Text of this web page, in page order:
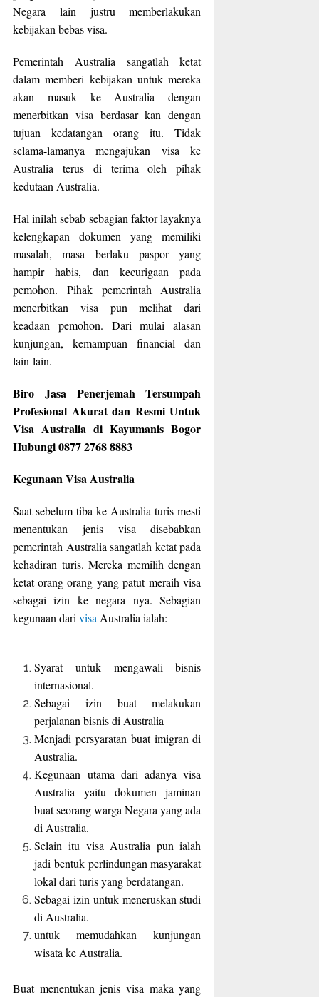
Negara lain justru memberlakukan
kebijakan bebas visa.
Pemerintah Australia sangatlah ketat
dalam memberi kebijakan untuk mereka
akan masuk ke Australia dengan
menerbitkan visa berdasar kan dengan
tujuan kedatangan orang itu. Tidak
selama-lamanya mengajukan visa ke
Australia terus di terima oleh pihak
kedutaan Australia.
Hal inilah sebab sebagian faktor layaknya
kelengkapan dokumen yang memiliki
masalah, masa berlaku paspor yang
hampir habis, dan kecurigaan pada
pemohon. Pihak pemerintah Australia
menerbitkan visa pun melihat dari
keadaan pemohon. Dari mulai alasan
kunjungan, kemampuan financial dan
lain-lain.
Biro Jasa Penerjemah Tersumpah
Profesional Akurat dan Resmi Untuk
Visa Australia di Kayumanis Bogor
Hubungi 0877 2768 8883
Kegunaan Visa Australia
Saat sebelum tiba ke Australia turis mesti
menentukan jenis visa disebabkan
pemerintah Australia sangatlah ketat pada
kehadiran turis. Mereka memilih dengan
ketat orang-orang yang patut meraih visa
sebagai izin ke negara nya. Sebagian
kegunaan dari visa Australia ialah:
Syarat untuk mengawali bisnis
internasional.
Sebagai izin buat melakukan
perjalanan bisnis di Australia
Menjadi persyaratan buat imigran di
Australia.
Kegunaan utama dari adanya visa
Australia yaitu dokumen jaminan
buat seorang warga Negara yang ada
di Australia.
Selain itu visa Australia pun ialah
jadi bentuk perlindungan masyarakat
lokal dari turis yang berdatangan.
Sebagai izin untuk meneruskan studi
di Australia.
untuk memudahkan kunjungan
wisata ke Australia.
Buat menentukan jenis visa maka yang